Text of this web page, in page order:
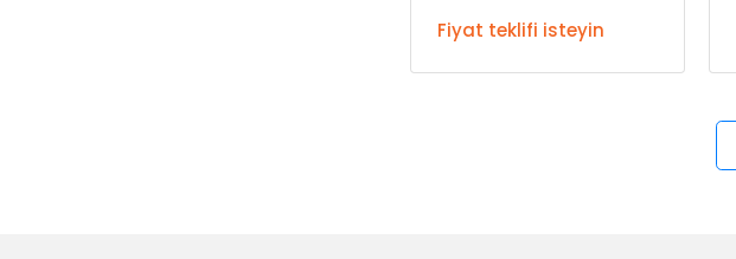
Fiyat teklifi isteyin